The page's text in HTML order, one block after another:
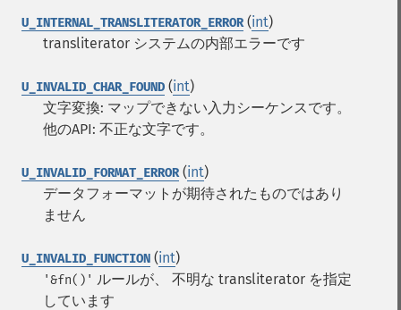
U_INTERNAL_TRANSLITERATOR_ERROR(int)
transliterator システムの内部エラーです
U_INVALID_CHAR_FOUND (int)
文字変換: マップできない入力シーケンスです。
他のAPI: 不正な文字です。
U_INVALID_FORMAT_ERROR(int)
データフォーマットが期待されたものではあり
ません
U_INVALID_FUNCTION (int)
'&fn()' ルールが、 不明な transliterator を指定
しています